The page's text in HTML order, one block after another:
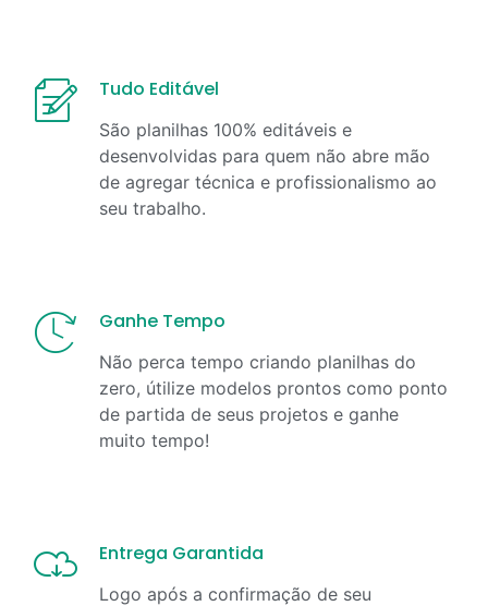
Tudo Editável
São planilhas 100% editáveis e
desenvolvidas para quem não abre mão
de agregar técnica e profissionalismo ao
seu trabalho.
Ganhe Tempo
Não perca tempo criando planilhas do
zero, útilize modelos prontos como ponto
de partida de seus projetos e ganhe
muito tempo!
Entrega Garantida
Logo após a confirmação de seu